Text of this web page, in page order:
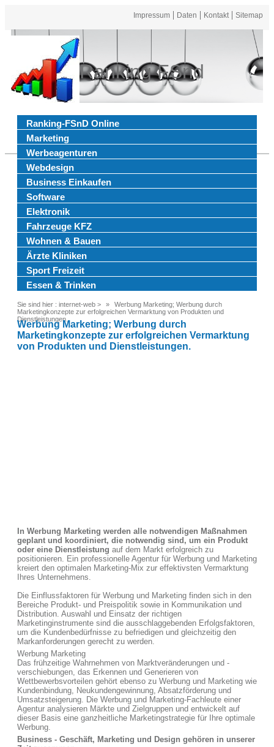
Impressum Daten Kontakt Sitemap
Ranking FSnd
Ranking-FSnD Online
Marketing
Werbeagenturen
Webdesign
Business Einkaufen
Software
Elektronik
Fahrzeuge KFZ
Wohnen & Bauen
Ärzte Kliniken
Sport Freizeit
Essen & Trinken
Sie sind hier : internet-web >
Werbung Marketing; Werbung durch
Marketingkonzepte zur erfolgreichen Vermarktung von Produkten und
Dienstleistungen.
Werbung Marketing; Werbung durch
Marketingkonzepte zur erfolgreichen Vermarktung
von Produkten und Dienstleistungen.
In Werbung Marketing werden alle notwendigen Maßnahmen
geplant und koordiniert, die notwendig sind, um ein Produkt
oder eine Dienstleistung auf dem Markt erfolgreich zu
positionieren. Ein professionelle Agentur für Werbung und Marketing
kreiert den optimalen Marketing-Mix zur effektivsten Vermarktung
Ihres Unternehmens.
Die Einflussfaktoren für Werbung und Marketing finden sich in den
Bereiche Produkt- und Preispolitik sowie in Kommunikation und
Distribution. Auswahl und Einsatz der richtigen
Marketinginstrumente sind die ausschlaggebenden Erfolgsfaktoren,
um die Kundenbedürfnisse zu befriedigen und gleichzeitig den
Markanforderungen gerecht zu werden.
Werbung Marketing
Das frühzeitige Wahrnehmen von Marktveränderungen und -
verschiebungen, das Erkennen und Generieren von
Wettbewerbsvorteilen gehört ebenso zu Werbung und Marketing wie
Kundenbindung, Neukundengewinnung, Absatzförderung und
Umsatzsteigerung. Die Werbung und Marketing-Fachleute einer
Agentur analysieren Märkte und Zielgruppen und entwickelt auf
dieser Basis eine ganzheitliche Marketingstrategie für Ihre optimale
Werbung.
Business - Geschäft, Marketing und Design gehören in unserer